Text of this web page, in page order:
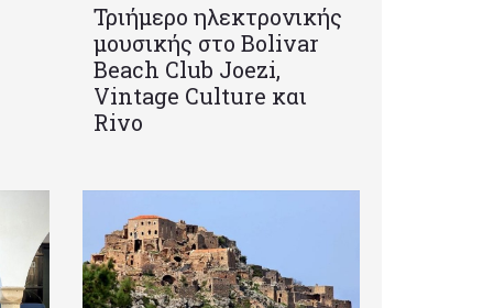
Τριήμερο ηλεκτρονικής
μουσικής στο Bolivar
Beach Club Joezi,
Vintage Culture και
Rivo